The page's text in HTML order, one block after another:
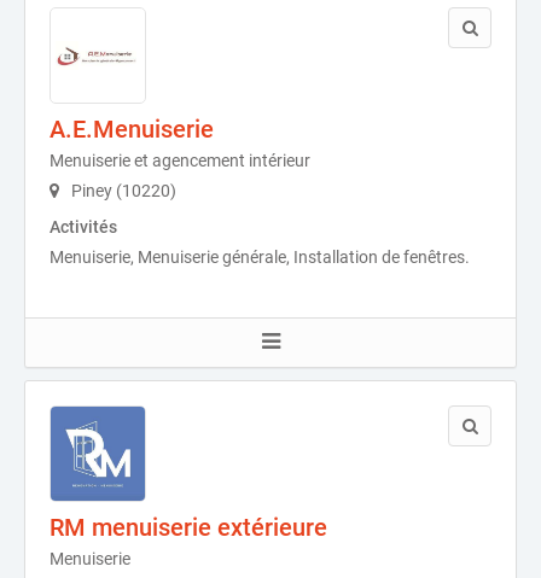
A.E.Menuiserie
Menuiserie et agencement intérieur
Piney (10220)
Activités
Menuiserie, Menuiserie générale, Installation de fenêtres.
RM menuiserie extérieure
Menuiserie